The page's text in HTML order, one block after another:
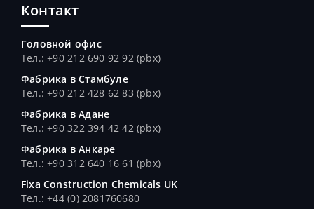
Контакт
Головной офис
Тел.: +90 212 690 92 92 (pbx)
Фабрика в Стамбуле
Тел.: +90 212 428 62 83 (pbx)
Фабрика в Адане
Тел.: +90 322 394 42 42 (pbx)
Фабрика в Анкаре
Тел.: +90 312 640 16 61 (pbx)
Fixa Construction Chemicals UK
Тел.: +44 (0) 2081760680